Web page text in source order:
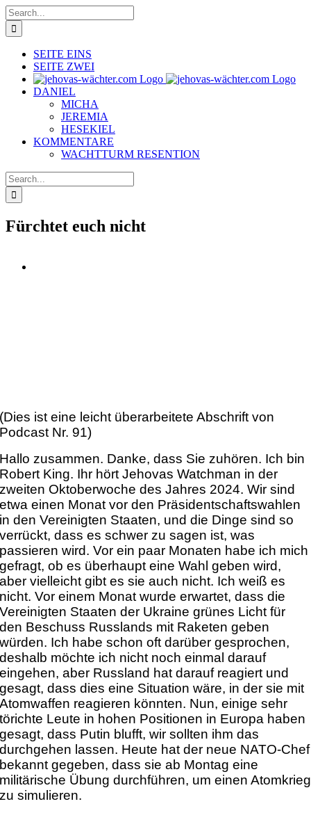
Skip
to
content
Search
for:
SEITE EINS
SEITE ZWEI
DANIEL
MICHA
JEREMIA
HESEKIEL
KOMMENTARE
WACHTTURM RESENTION
Search
for:
Fürchtet euch nicht
(Dies ist eine leicht überarbeitete Abschrift von
Podcast Nr. 91)
Hallo zusammen. Danke, dass Sie zuhören. Ich bin
Robert King. Ihr hört Jehovas Watchman in der
zweiten Oktoberwoche des Jahres 2024. Wir sind
etwa einen Monat vor den Präsidentschaftswahlen
in den Vereinigten Staaten, und die Dinge sind so
verrückt, dass es schwer zu sagen ist, was
passieren wird. Vor ein paar Monaten habe ich mich
gefragt, ob es überhaupt eine Wahl geben wird,
aber vielleicht gibt es sie auch nicht. Ich weiß es
nicht. Vor einem Monat wurde erwartet, dass die
Vereinigten Staaten der Ukraine grünes Licht für
den Beschuss Russlands mit Raketen geben
würden. Ich habe schon oft darüber gesprochen,
deshalb möchte ich nicht noch einmal darauf
eingehen, aber Russland hat darauf reagiert und
gesagt, dass dies eine Situation wäre, in der sie mit
Atomwaffen reagieren könnten. Nun, einige sehr
törichte Leute in hohen Positionen in Europa haben
gesagt, dass Putin blufft, wir sollten ihm das
durchgehen lassen. Heute hat der neue NATO-Chef
bekannt gegeben, dass sie ab Montag eine
militärische Übung durchführen, um einen Atomkrieg
zu simulieren.